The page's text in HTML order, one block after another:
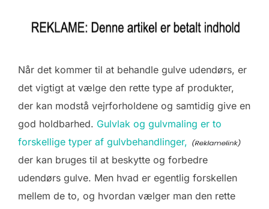
Når det kommer til at behandle gulve udendørs, er
det vigtigt at vælge den rette type af produkter,
der kan modstå vejrforholdene og samtidig give en
god holdbarhed. Gulvlak og gulvmaling er to
forskellige typer af gulvbehandlinger,
der kan bruges til at beskytte og forbedre
udendørs gulve. Men hvad er egentlig forskellen
mellem de to, og hvordan vælger man den rette